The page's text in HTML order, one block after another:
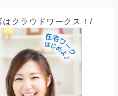
クラウドワークス！/